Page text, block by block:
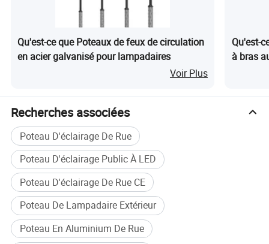
Qu'est-ce que Poteaux de feux de circulation
en acier galvanisé pour lampadaires
Voir Plus
Qu'est-
à bras
Recherches associées
Poteau D'éclairage De Rue
Poteau D'éclairage Public À LED
Poteau D'éclairage De Rue CE
Poteau De Lampadaire Extérieur
Poteau En Aluminium De Rue